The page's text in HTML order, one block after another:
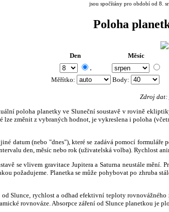
jsou spočítány pro období od 8.
Poloha
Den Měsíc
.
Měřítko: Body:
Zdroj dat:
poloha planetky ve Sluneční soustavě v rovině
změnit z vybraných hodnot, je vykreslena i poloha
datum (nebo "dnes"), které se zadává pomocí
den, měsíc nebo rok (uživatelská volba). Rychlost
se vlivem gravitace Jupitera a Saturna neustále
požadujeme. Planetka se může pohybovat po
Slunce, rychlost a odhad efektivní teploty
rovnováze. Absorpce záření od Slunce planetkou je